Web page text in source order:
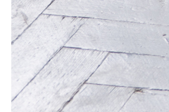
ситуация,
Почему Вы стали
сформировало Вас, как
- Рисовать нравилось всегда,
стал дизайнером, в
10, затем был иллюстратором.